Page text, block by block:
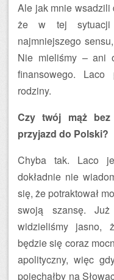
Ale jak mnie wsadzili
że w tej sytuacji
najmniejszego
Nie mieliśmy – ani
finansowego.
rodziny.
Czy twój mąż
przyjazd do Polski?
Chyba tak. Laco
dokładnie nie
się, że potraktował
swoją szansę.
widzieliśmy jasno,
będzie się coraz
apolityczny, więc
pojechałby na